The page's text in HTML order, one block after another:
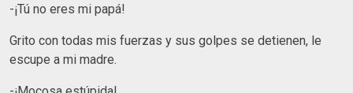
-¡Tú no eres mi papá!
Grito con todas mis fuerzas y sus golpes se detienen, le
escupe a mi madre.